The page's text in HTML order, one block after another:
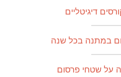
דיגיטליים